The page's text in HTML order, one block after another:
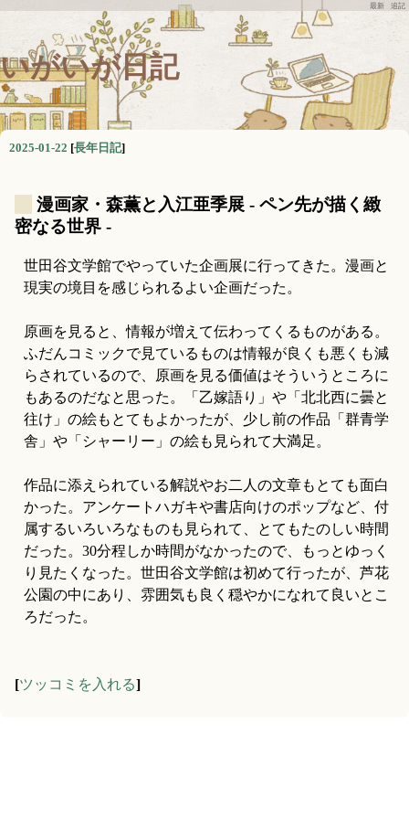
最新 追記
いがいが日記
2025-01-22 [長年日記]
漫画家・森薫と入江亜季展 - ペン先が描く緻
密なる世界 -
世田谷文学館でやっていた企画展に行ってきた。漫画と
現実の境目を感じられるよい企画だった。
原画を見ると、情報が増えて伝わってくるものがある。
ふだんコミックで見ているものは情報が良くも悪くも減
らされているので、原画を見る価値はそういうところに
もあるのだなと思った。「乙嫁語り」や「北北西に曇と
往け」の絵もとてもよかったが、少し前の作品「群青学
舎」や「シャーリー」の絵も見られて大満足。
作品に添えられている解説やお二人の文章もとても面白
かった。アンケートハガキや書店向けのポップなど、付
属するいろいろなものも見られて、とてもたのしい時間
だった。30分程しか時間がなかったので、もっとゆっく
り見たくなった。世田谷文学館は初めて行ったが、芦花
公園の中にあり、雰囲気も良く穏やかになれて良いとこ
ろだった。
[ツッコミを入れる]